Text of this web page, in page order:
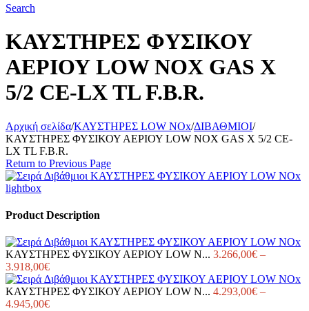
Search
ΚΑΥΣΤΗΡΕΣ ΦΥΣΙΚΟΥ
ΑΕΡΙΟΥ LOW NOX GAS X
5/2 CE-LX TL F.B.R.
Αρχική σελίδα/ΚΑΥΣΤΗΡΕΣ LOW NOx/ΔΙΒΑΘΜΙΟΙ/
ΚΑΥΣΤΗΡΕΣ ΦΥΣΙΚΟΥ ΑΕΡΙΟΥ LOW NOX GAS X 5/2 CE-
LX TL F.B.R.
Return to Previous Page
lightbox
Product Description
ΚΑΥΣΤΗΡΕΣ ΦΥΣΙΚΟΥ ΑΕΡΙΟΥ LOW N... 3.266,00€ –
3.918,00€Price
range:
3.266,00€
through
ΚΑΥΣΤΗΡΕΣ ΦΥΣΙΚΟΥ ΑΕΡΙΟΥ LOW N... 4.293,00€ –
4.945,00€Price